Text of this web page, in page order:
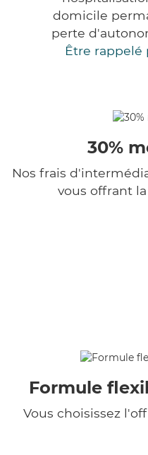
domicile
perte
Être rappelé
30%
Nos frais
vous offrant
Formule
Vous choisissez